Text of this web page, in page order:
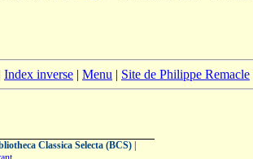
Index inverse | Menu | Site de Philippe Remacle
Classica Selecta (BCS)